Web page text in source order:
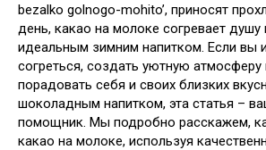
bezalko golnogo-mohito’, приносят
день, какао на молоке согревает душу
идеальным зимним напитком. Если вы
согреться, создать уютную атмосферу
порадовать себя и своих близких
шоколадным напитком, эта статья –
помощник. Мы подробно расскажем,
какао на молоке, используя